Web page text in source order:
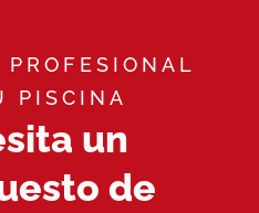
PROFESIONAL
PISCINA
un
de